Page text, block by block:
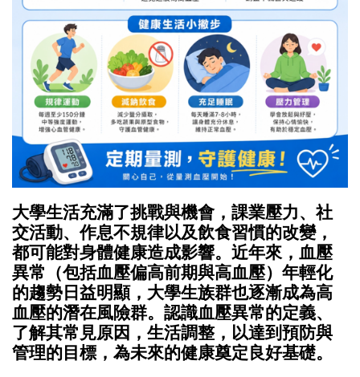
大學生活充滿了挑戰與機會，課業壓力、社
交活動、作息不規律以及飲食習慣的改變，
都可能對身體健康造成影響。近年來，血壓
異常（包括血壓偏高前期與高血壓）年輕化
的趨勢日益明顯，大學生族群也逐漸成為高
血壓的潛在風險群。認識血壓異常的定義、
了解其常見原因，生活調整，以達到預防與
管理的目標，為未來的健康奠定良好基礎。